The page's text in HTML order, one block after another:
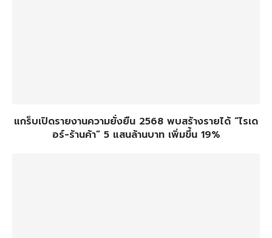
แกร็บเปิดรายงานความยั่งยืน 2568 พบสร้างรายได้ “ไรเด
อร์-ร้านค้า” 5 แสนล้านบาท เพิ่มขึ้น 19%